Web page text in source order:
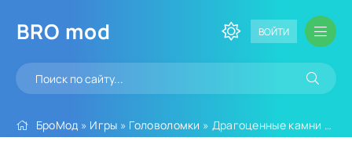
BRO mod ВОЙТИ
БроМод » Игры » Головоломки » Драгоценные камни Crush (Мод, Много монет)